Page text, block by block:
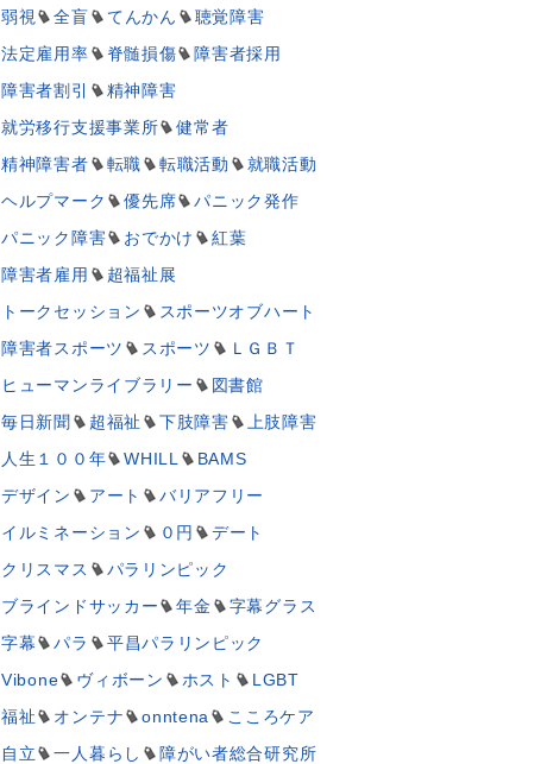
弱視
全盲 てんかん
聴覚障害
法定雇用率
脊髄損傷
障害者採用
障害者割引
精神障害
就労移行支援事業所
健常者
精神障害者
転職 転職活動
就職活動
ヘルプマーク
優先席
パニック発作
パニック障害
おでかけ
紅葉
障害者雇用
超福祉展
トークセッション
スポーツオブハート
障害者スポーツ
スポーツ
ＬＧＢＴ
ヒューマンライブラリー
図書館
毎日新聞
超福祉 下肢障害
上肢障害
人生１００年
WHILL
BAMS
デザイン
アート
バリアフリー
イルミネーション
０円
デート
クリスマス
パラリンピック
ブラインドサッカー
年金
字幕グラス
字幕
パラ
平昌パラリンピック
Vibone
ヴィボーン ホスト
LGBT
福祉
オンテナ onntena
こころケア
自立
一人暮らし
障がい者総合研究所